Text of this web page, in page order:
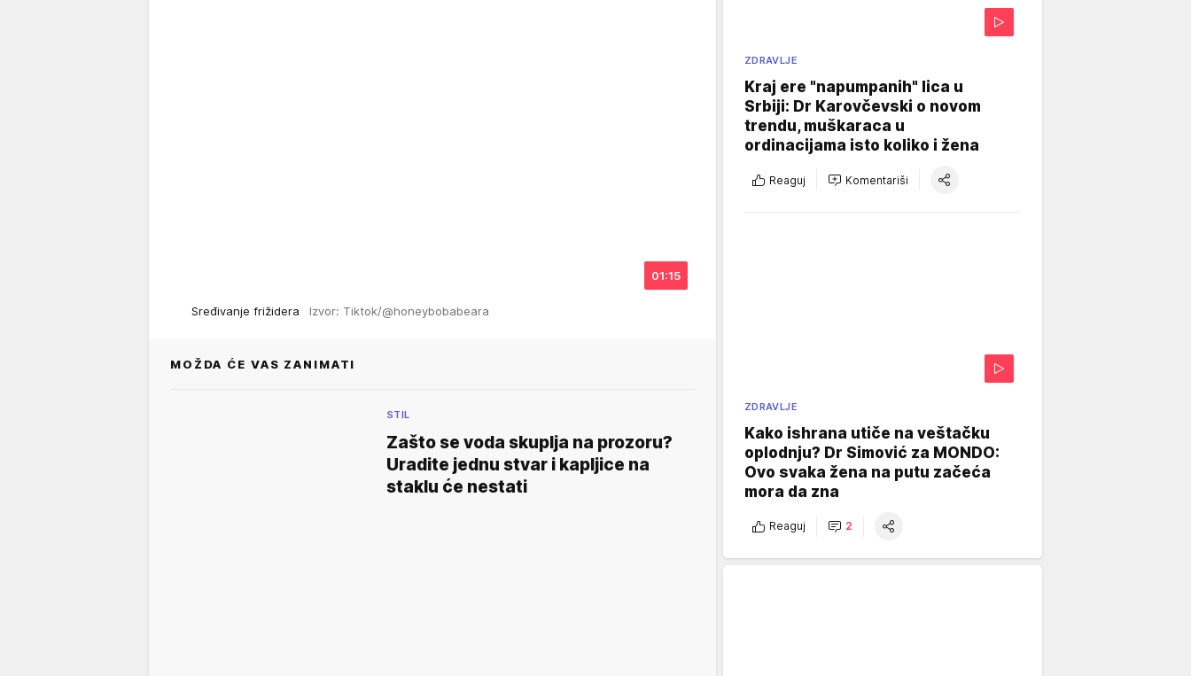
01:15
Sređivanje frižidera Izvor: Tiktok/@honeybobabeara
MOŽDA ĆE VAS ZANIMATI
STIL
Zašto se voda skuplja na prozoru?
Uradite jednu stvar i kapljice na
staklu će nestati
ZDRAVLJE
Kraj ere "napumpanih" lica u
Srbiji: Dr Karovčevski o novom
trendu, muškaraca u
ordinacijama isto koliko i žena
Reaguj Komentariši
ZDRAVLJE
Kako ishrana utiče na veštačku
oplodnju? Dr Simović za MONDO:
Ovo svaka žena na putu začeća
mora da zna
Reaguj 2